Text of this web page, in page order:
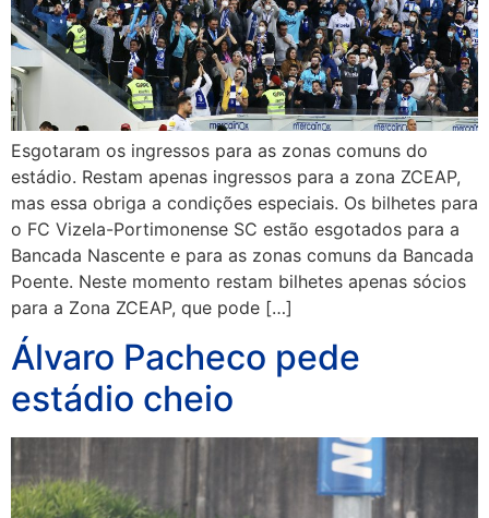
Esgotaram os ingressos para as zonas comuns do
estádio. Restam apenas ingressos para a zona ZCEAP,
mas essa obriga a condições especiais. Os bilhetes para
o FC Vizela-Portimonense SC estão esgotados para a
Bancada Nascente e para as zonas comuns da Bancada
Poente. Neste momento restam bilhetes apenas sócios
para a Zona ZCEAP, que pode […]
Álvaro Pacheco pede
estádio cheio